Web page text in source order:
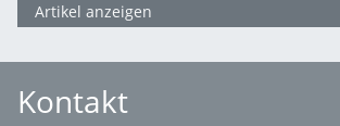
Artikel anzeigen
Kontakt